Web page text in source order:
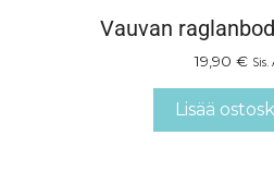
Vauvan
19,90 € Sis.
Lisää